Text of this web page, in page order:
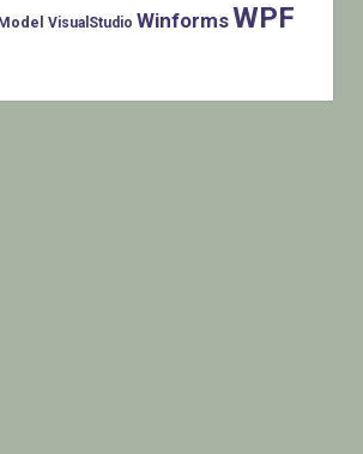
VisualStudio WinformsWPF